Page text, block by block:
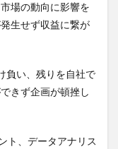
場の動向に影響を
生せず収益に繋が
負い、残りを自社で
きず企画が頓挫し
ト、データアナリス